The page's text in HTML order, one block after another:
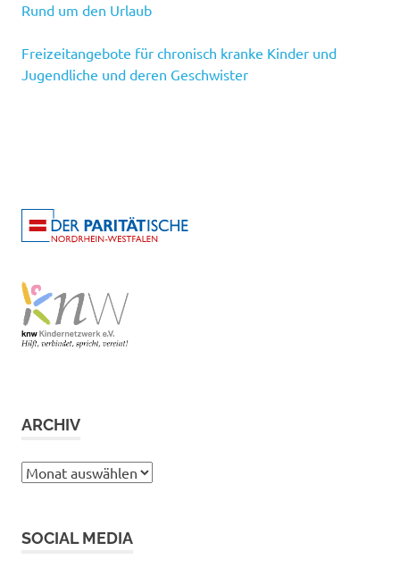
Rund um den Urlaub
Freizeitangebote für chronisch kranke Kinder und
Jugendliche und deren Geschwister
ARCHIV
Archiv
SOCIAL MEDIA